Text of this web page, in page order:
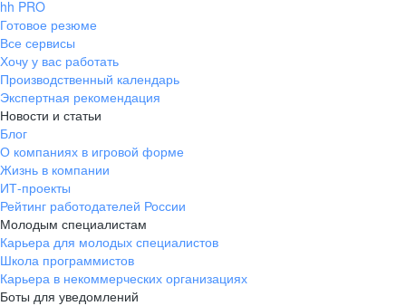
hh PRO
Готовое резюме
Все сервисы
Хочу у вас работать
Производственный календарь
Экспертная рекомендация
Новости и статьи
Блог
О компаниях в игровой форме
Жизнь в компании
ИТ-проекты
Рейтинг работодателей России
Молодым специалистам
Карьера для молодых специалистов
Школа программистов
Карьера в некоммерческих организациях
Боты для уведомлений